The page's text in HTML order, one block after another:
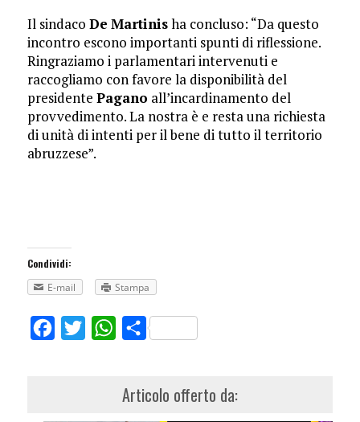
Il sindaco De Martinisha concluso: “Da questo
incontro escono importanti spunti di riflessione.
Ringraziamo i parlamentari intervenuti e
raccogliamo con favore la disponibilità del
presidente Pagano all’incardinamento del
provvedimento. La nostra è e resta una richiesta
di unità di intenti per il bene di tutto il territorio
abruzzese”.
Condividi:
E-mail
Stampa
FacebookTwitterWhatsApp
Share
Articolo offerto da: